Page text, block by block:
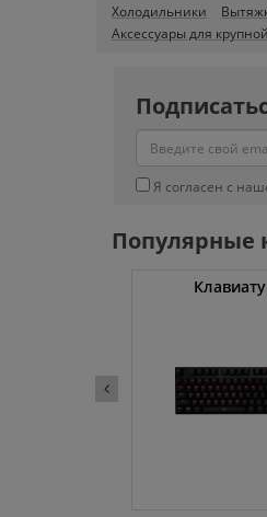
Холодильники
Аксессуары для
Я согласен с
Популярные